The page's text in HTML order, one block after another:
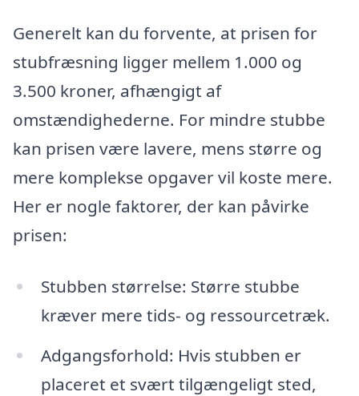
Generelt kan du forvente, at prisen for
stubfræsning ligger mellem 1.000 og
3.500 kroner, afhængigt af
omstændighederne. For mindre stubbe
kan prisen være lavere, mens større og
mere komplekse opgaver vil koste mere.
Her er nogle faktorer, der kan påvirke
prisen:
Stubben størrelse: Større stubbe
kræver mere tids- og ressourcetræk.
Adgangsforhold: Hvis stubben er
placeret et svært tilgængeligt sted,